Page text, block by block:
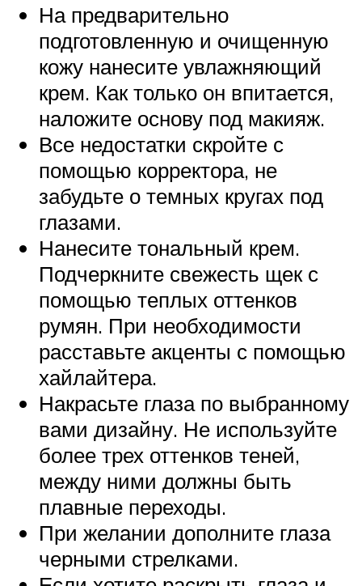
На предварительно
подготовленную и очищенную
кожу нанесите увлажняющий
крем. Как только он впитается,
наложите основу под макияж.
Все недостатки скройте с
помощью корректора, не
забудьте о темных кругах под
глазами.
Нанесите тональный крем.
Подчеркните свежесть щек с
помощью теплых оттенков
румян. При необходимости
расставьте акценты с помощью
хайлайтера.
Накрасьте глаза по выбранному
вами дизайну. Не используйте
более трех оттенков теней,
между ними должны быть
плавные переходы.
При желании дополните глаза
черными стрелками.